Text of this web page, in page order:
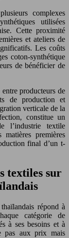
complexes
utilisées
Cette proximité
et ateliers de
Les coûts
coton-synthétique
de bénéficier de
producteurs de
de production et
verticale de la
constitue un
l’industrie textile
matières premières
final d’un t-
textiles sur
répond à
catégorie de
à ses besoins et à
pas aux prix mais